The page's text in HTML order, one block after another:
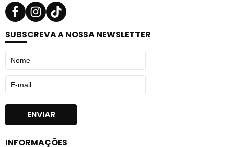
SUBSCREVA A NOSSA NEWSLETTER
INFORMAÇÕES